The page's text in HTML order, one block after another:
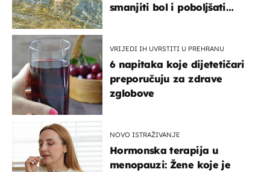
smanjiti bol i poboljšati
VRIJEDI IH UVRSTITI U PREHRANU
6 napitaka koje dijetetičari
preporučuju za zdrave
zglobove
NOVO ISTRAŽIVANJE
Hormonska terapija u
menopauzi: Žene koje je